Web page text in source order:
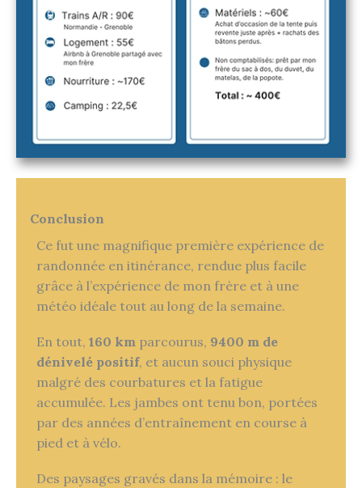
Conclusion
Ce fut une magnifique première expérience de
randonnée en itinérance, rendue plus facile
grâce à l’expérience de mon frère et à une
météo idéale tout au long de la semaine.
En tout, 160 km parcourus, 9400 m de
dénivelé positif, et aucun souci physique
malgré des courbatures et la fatigue
accumulée. Les jambes ont tenu bon, portées
par des années d’entraînement en course à
pied et à vélo.
Des paysages gravés dans la mémoire : le